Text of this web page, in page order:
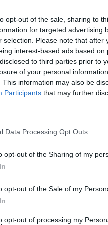
opt-out of the sale, sharing to
for targeted advertising
selection. Please note that
interest-based ads based
to third parties prior to
of your personal
This information may also be
Participants that may further
Data Processing Opt Outs
opt-out of the Sharing of my
opt-out of the Sale of my
opt-out of processing my
der Stadt Hof
und nächsten
eine konzentrierte